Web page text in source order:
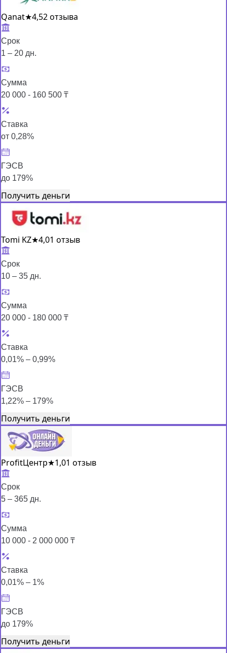
Qanat★4,52 отзыва
Срок
1 – 20 дн.
Сумма
20 000 - 160 500 ₸
Ставка
от 0,28%
ГЭСВ
до 179%
Получить деньги
Tomi KZ★4,01 отзыв
Срок
10 – 35 дн.
Сумма
20 000 - 180 000 ₸
Ставка
0,01% – 0,99%
ГЭСВ
1,22% – 179%
Получить деньги
ProfitЦентр★1,01 отзыв
Срок
5 – 365 дн.
Сумма
10 000 - 2 000 000 ₸
Ставка
0,01% – 1%
ГЭСВ
до 179%
Получить деньги